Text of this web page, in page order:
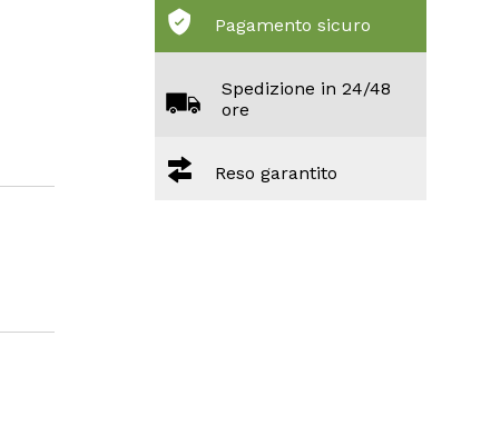
Pagamento sicuro
Spedizione in 24/48
ore
Reso garantito